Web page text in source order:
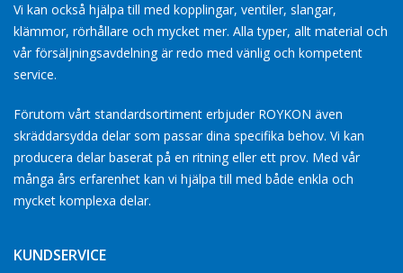
Vi kan också hjälpa till med kopplingar, ventiler, slangar,
klämmor, rörhållare och mycket mer. Alla typer, allt material och
vår försäljningsavdelning är redo med vänlig och kompetent
service.
Förutom vårt standardsortiment erbjuder ROYKON även
skräddarsydda delar som passar dina specifika behov. Vi kan
producera delar baserat på en ritning eller ett prov. Med vår
många års erfarenhet kan vi hjälpa till med både enkla och
mycket komplexa delar.
KUNDSERVICE